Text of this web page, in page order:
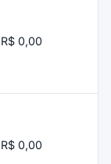
R$ 0,00
R$ 0,00